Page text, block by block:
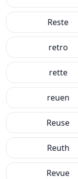
Reste
retro
rette
reuen
Reuse
Reuth
Revue